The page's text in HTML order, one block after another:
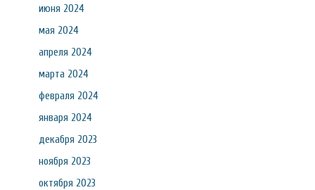
июня 2024
мая 2024
апреля 2024
марта 2024
февраля 2024
января 2024
декабря 2023
ноября 2023
октября 2023